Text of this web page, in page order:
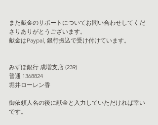
また献金のサポートについてお問い合わせしてくだ
さりありがとうございます。
献金はPaypal, 銀行振込で受け付けています。
みずほ銀行 成増支店 (239)
普通 1368824
堀井ローレン香
御依頼人名の後に献金と入力していただければ幸い
です。